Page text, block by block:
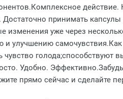
принимать
уже через
улучшению
Удобно.
прямо сейчас и сделайте